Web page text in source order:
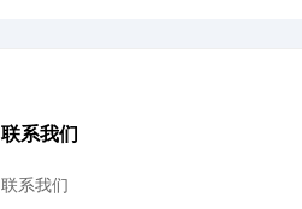
联系我们
联系我们